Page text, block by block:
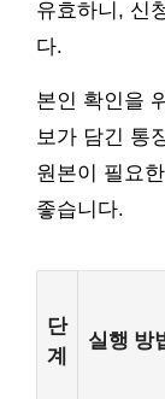
유효하니, 신
다.
본인 확인을
보가 담긴 통
원본이 필요
좋습니다.
단
계
실행 방